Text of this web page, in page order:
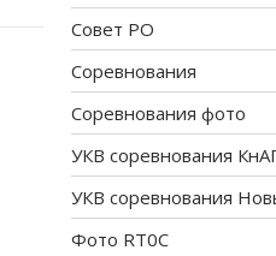
Совет РО
Соревнования
Соревнования фото
УКВ соревнования
УКВ соревнования
Фото RT0C